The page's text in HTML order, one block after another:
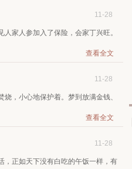
11-28
家人参加入了保险，会家丁兴旺。
查看全文
11-28
，小心地保护着。梦到放满金钱、
查看全文
11-28
，正如天下没有白吃的午饭一样，有